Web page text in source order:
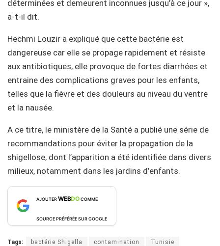
déterminées et demeurent inconnues jusqu’à ce jour »,
a-t-il dit.
Hechmi Louzir a expliqué que cette bactérie est
dangereuse car elle se propage rapidement et résiste
aux antibiotiques, elle provoque de fortes diarrhées et
entraine des complications graves pour les enfants,
telles que la fièvre et des douleurs au niveau du ventre
et la nausée.
A ce titre, le ministère de la Santé a publié une série de
recommandations pour éviter la propagation de la
shigellose, dont l’apparition a été identifiée dans divers
milieux, notamment dans les jardins d’enfants.
AJOUTERWEBDOCOMME
SOURCE PRÉFÉRÉE SUR GOOGLE
Tags: bactérie Shigella contamination Tunisie